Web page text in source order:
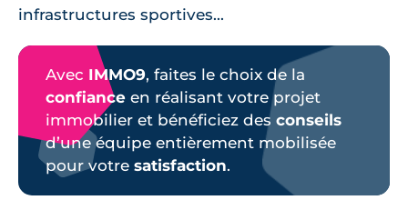
infrastructures sportives...
Avec IMMO9, faites le choix de la
confiance en réalisant votre projet
immobilier et bénéficiez des conseils
d’une équipe entièrement mobilisée
pour votre satisfaction.